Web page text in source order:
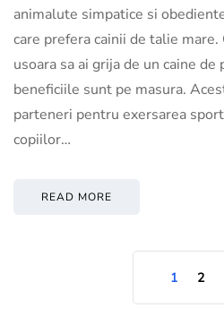
animalute simpatice si
care prefera cainii de talie
usoara sa ai grija de un caine
beneficiile sunt pe masura.
parteneri pentru exersarea
copiilor…
READ MORE
1 2